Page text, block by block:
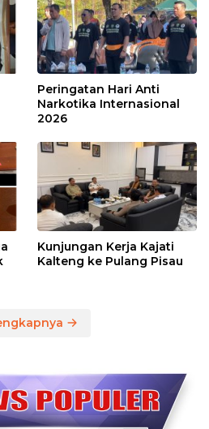
Peringatan Hari Anti
Narkotika Internasional
2026
Kunjungan Kerja Kajati
Kalteng ke Pulang Pisau